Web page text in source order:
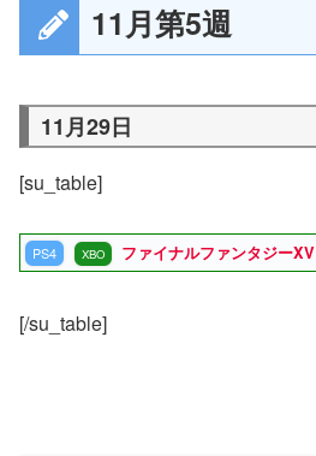
11月第5週
11月29日
[su_table]
PS4 XBO ファイナルファンタジーXV
[/su_table]